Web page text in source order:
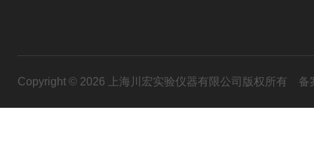
Copyright © 2026 上海川宏实验仪器有限公司版权所有 备